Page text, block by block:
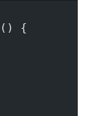
() {